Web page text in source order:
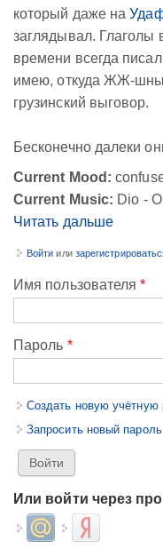
который даже на
заглядывал. Глаголы
времени всегда
имею, откуда ЖЖ-
грузинский выговор.
Бесконечно далеки
Current Mood:
Current Music: Dio -
Читать дальше
Войти или
Имя пользователя*
Пароль *
Создать новую учётную
Запросить новый пароль
Или войти через
Login with Mail.ruLogin with Яндекс